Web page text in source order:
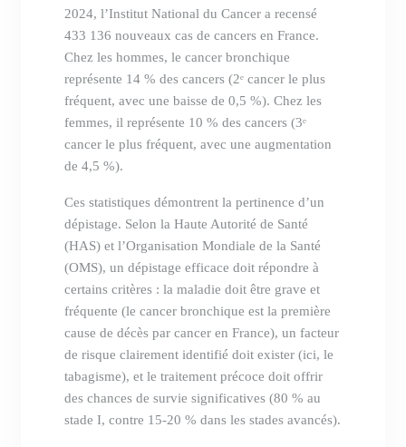
2024, l’Institut National du Cancer a recensé
433 136 nouveaux cas de cancers en France.
Chez les hommes, le cancer bronchique
représente 14 % des cancers (2ᵉ cancer le plus
fréquent, avec une baisse de 0,5 %). Chez les
femmes, il représente 10 % des cancers (3ᵉ
cancer le plus fréquent, avec une augmentation
de 4,5 %).
Ces statistiques démontrent la pertinence d’un
dépistage. Selon la Haute Autorité de Santé
(HAS) et l’Organisation Mondiale de la Santé
(OMS), un dépistage efficace doit répondre à
certains critères : la maladie doit être grave et
fréquente (le cancer bronchique est la première
cause de décès par cancer en France), un facteur
de risque clairement identifié doit exister (ici, le
tabagisme), et le traitement précoce doit offrir
des chances de survie significatives (80 % au
stade I, contre 15-20 % dans les stades avancés).